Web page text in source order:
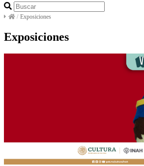
/ Exposiciones
Exposiciones